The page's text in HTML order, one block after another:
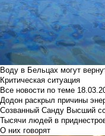
Воду в Бельцах могут
Критическая ситуация
Все новости по теме
Додон раскрыл причины
Созванный Санду Высший
Тысячи людей в
О них говорят